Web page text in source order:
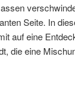
Seite. In
auf eine
die eine